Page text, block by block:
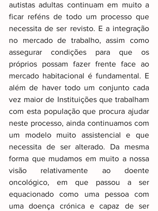
autistas adultas continuam em muito a
ficar reféns de todo um processo que
necessita de ser revisto. E a integração
no mercado de trabalho, assim como
assegurar condições para que os
próprios possam fazer frente face ao
mercado habitacional é fundamental. E
além de haver todo um conjunto cada
vez maior de Instituições que trabalham
com esta população que procura ajudar
neste processo, ainda continuamos com
um modelo muito assistencial e que
necessita de ser alterado. Da mesma
forma que mudamos em muito a nossa
visão relativamente ao doente
oncológico, em que passou a ser
equacionado como uma pessoa com
uma doença crónica e capaz de ser